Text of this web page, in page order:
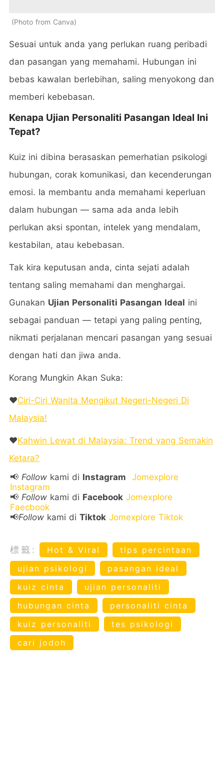
Photo from Canva
Sesuai untuk anda yang perlukan ruang peribadi
dan pasangan yang memahami. Hubungan ini
bebas kawalan berlebihan, saling menyokong dan
memberi kebebasan.
Kenapa Ujian Personaliti Pasangan Ideal Ini
Tepat?
Kuiz ini dibina berasaskan pemerhatian psikologi
hubungan, corak komunikasi, dan kecenderungan
emosi. Ia membantu anda memahami keperluan
dalam hubungan — sama ada anda lebih
perlukan aksi spontan, intelek yang mendalam,
kestabilan, atau kebebasan.
Tak kira keputusan anda, cinta sejati adalah
tentang saling memahami dan menghargai.
Gunakan Ujian Personaliti Pasangan Ideal ini
sebagai panduan — tetapi yang paling penting,
nikmati perjalanan mencari pasangan yang sesuai
dengan hati dan jiwa anda.
Korang Mungkin Akan Suka:
❤️Ciri-Ciri Wanita Mengikut Negeri-Negeri Di
Malaysia!
❤️Kahwin Lewat di Malaysia: Trend yang Semakin
Ketara?
📢 Follow kami di Instagram
Jomexplore
Instagram
📢 Follow kami di Facebook Jomexplore
Faecbook
📢Follow kami di Tiktok Jomexplore Tiktok
標籤: Hot & Viral
tips percintaan
ujian psikologi
pasangan ideal
kuiz cinta
ujian personaliti
hubungan cinta
personaliti cinta
kuiz personaliti
tes psikologi
cari jodoh